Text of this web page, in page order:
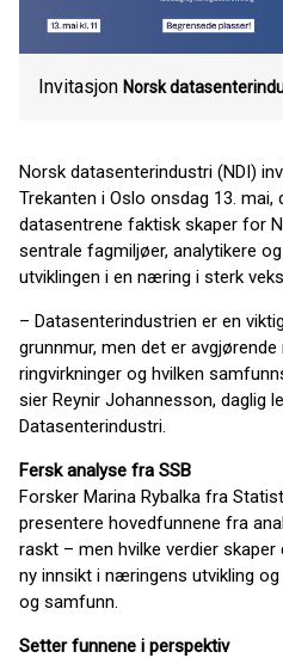
Invitasjon Norsk
Norsk datasenterindustri (NDI)
Trekanten i Oslo onsdag 13.
datasentrene faktisk skaper for
sentrale fagmiljøer, analytikere
utviklingen i en næring i sterk
– Datasenterindustrien er en
grunnmur, men det er
ringvirkninger og hvilken
sier Reynir Johannesson, daglig
Datasenterindustri.
Fersk analyse fra SSB
Forsker Marina Rybalka fra
presentere hovedfunnene fra
raskt – men hvilke verdier
ny innsikt i næringens utvikling
og samfunn.
Setter funnene i perspektiv